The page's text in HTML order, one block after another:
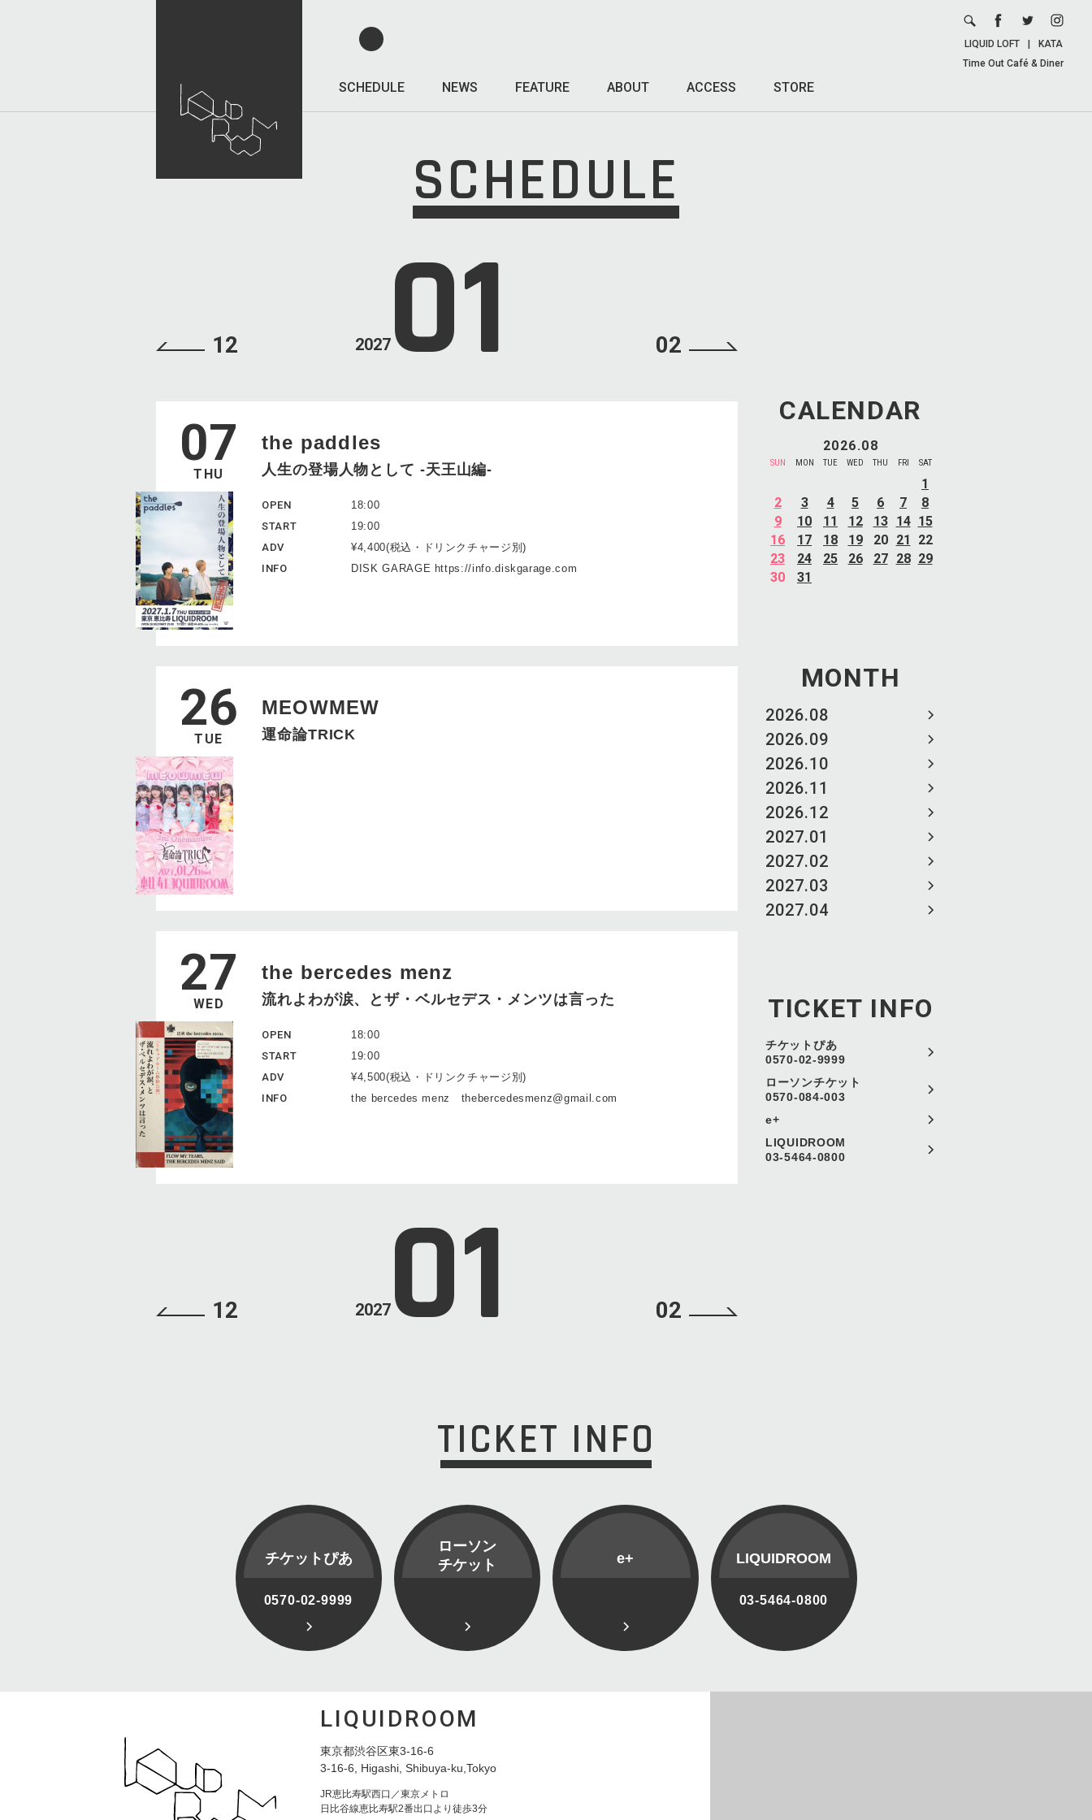
SCHEDULE NEWS FEATURE ABOUT ACCESS STORE
LIQUID LOFT
KATA
Time Out Café & Diner
SCHEDULE
CALENDAR
2026.08
SUN MON TUE WED THU FRI SAT
1
2
3 4 5 6 7
8
9
10 11 12 13 14 15
16
17 18 19 20 21
22
23
24 25 26 27 28 29
30
31
MONTH
2026.08
2026.09
2026.10
2026.11
2026.12
2027.01
2027.02
2027.03
2027.04
TICKET INFO
チケットぴあ
0570-02-9999
ローソンチケット
0570-084-003
e+
LIQUIDROOM
03-5464-0800
202701
12 02
07
THU
the paddles
⼈⽣の登場⼈物として -天王⼭編-
OPEN
18:00
START
19:00
ADV
¥4,400(税込・ドリンクチャージ別)
INFO
DISK GARAGE https://info.diskgarage.com
26
TUE
MEOWMEW
運命論TRICK
27
WED
the bercedes menz
流れよわが涙、とザ・ベルセデス・メンツは言った
OPEN
18:00
START
19:00
ADV
¥4,500(税込・ドリンクチャージ別)
INFO
the bercedes menz thebercedesmenz@gmail.com
202701
12 02
TICKET INFO
チケットぴあ
0570-02-9999
ローソン
チケット
e+ LIQUIDROOM
03-5464-0800
LIQUIDROOM
東京都渋谷区東3-16-6
3-16-6, Higashi, Shibuya-ku,Tokyo
JR恵比寿駅西口／東京メトロ
日比谷線恵比寿駅2番出口より徒歩3分